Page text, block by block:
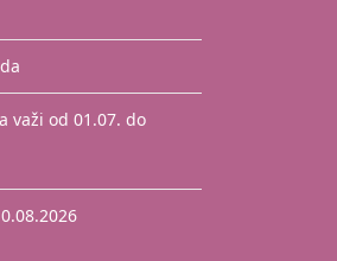
važi od 01.07. do